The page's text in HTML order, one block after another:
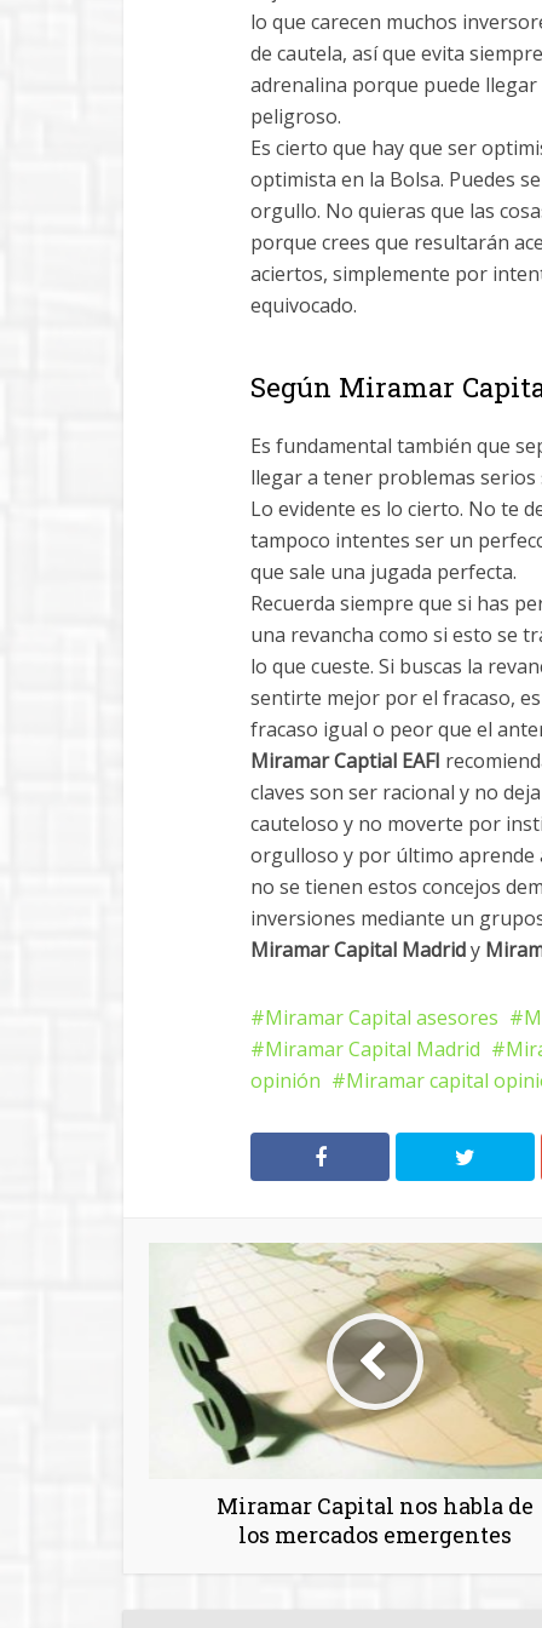
lo que carecen muchos
de cautela, así que evita
adrenalina porque puede
peligroso.
Es cierto que hay que ser
optimista en la Bolsa. Puedes
orgullo. No quieras que las
porque crees que resultarán
aciertos, simplemente por
equivocado.
Según Miramar
Es fundamental también que
llegar a tener problemas
Lo evidente es lo cierto. No te
tampoco intentes ser un
que sale una jugada perfecta.
Recuerda siempre que si has
una revancha como si esto se
lo que cueste. Si buscas la
sentirte mejor por el fracaso,
fracaso igual o peor que el
Miramar Captial EAFI
claves son ser racional y no
cauteloso y no moverte por
orgulloso y por último aprende
no se tienen estos concejos
inversiones mediante un
Miramar Capital Madridy
Miramar Capital asesores
Miramar Capital Madrid
opinión
Miramar capital
Miramar Capital nos habla de
los mercados emergentes